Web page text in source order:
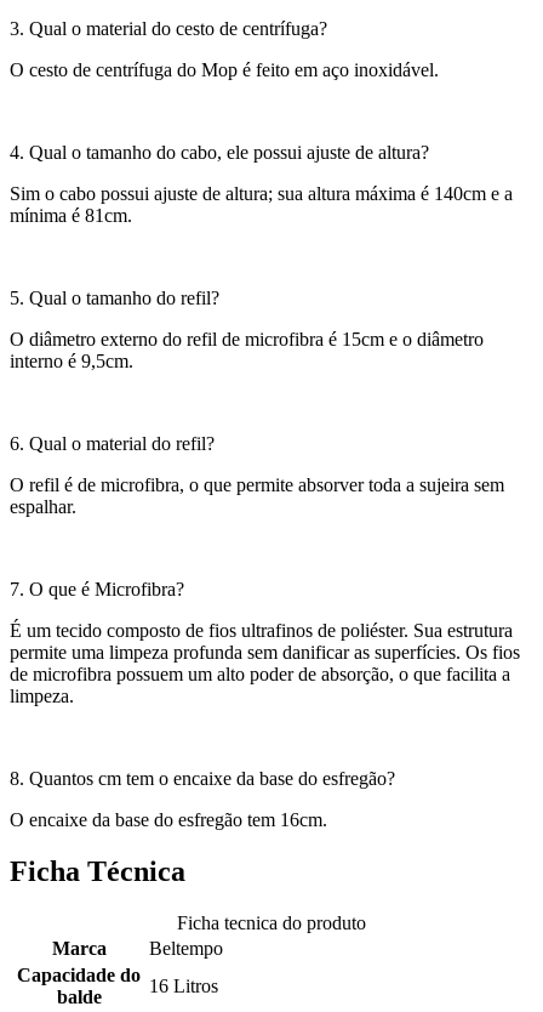
3. Qual o material do cesto de centrífuga?
O cesto de centrífuga do Mop é feito em aço inoxidável.
4. Qual o tamanho do cabo, ele possui ajuste de altura?
Sim o cabo possui ajuste de altura; sua altura máxima é 140cm e a
mínima é 81cm.
5. Qual o tamanho do refil?
O diâmetro externo do refil de microfibra é 15cm e o diâmetro
interno é 9,5cm.
6. Qual o material do refil?
O refil é de microfibra, o que permite absorver toda a sujeira sem
espalhar.
7. O que é Microfibra?
É um tecido composto de fios ultrafinos de poliéster. Sua estrutura
permite uma limpeza profunda sem danificar as superfícies. Os fios
de microfibra possuem um alto poder de absorção, o que facilita a
limpeza.
8. Quantos cm tem o encaixe da base do esfregão?
O encaixe da base do esfregão tem 16cm.
Ficha Técnica
Ficha tecnica do produto
Marca
Beltempo
Capacidade do
balde
16 Litros